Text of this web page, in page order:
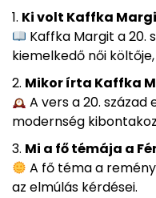
Ki volt Kaffka
Kaffka Margit a 20.
kiemelkedő női
Mikor írta Kaffka
A vers a 20.
modernség
Mi a fő témája a
A fő téma a
az elmúlás kérdései.